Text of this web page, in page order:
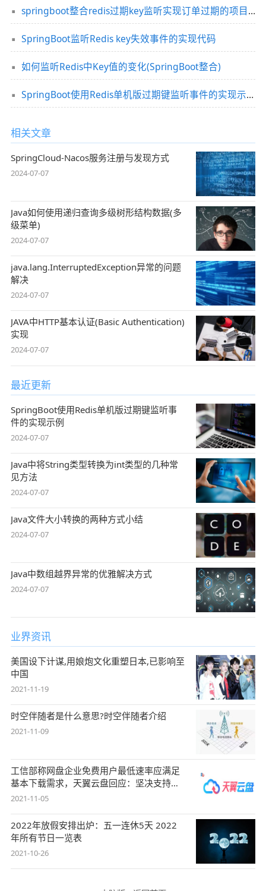
springboot整合redis过期key监听实现订单过期的项目实践
SpringBoot监听Redis key失效事件的实现代码
如何监听Redis中Key值的变化(SpringBoot整合)
SpringBoot使用Redis单机版过期键监听事件的实现示例
相关文章
SpringCloud-Nacos服务注册与发现方式
2024-07-07
Java如何使用递归查询多级树形结构数据(多
级菜单)
2024-07-07
java.lang.InterruptedException异常的问题
解决
2024-07-07
JAVA中HTTP基本认证(Basic Authentication)
实现
2024-07-07
最近更新
SpringBoot使用Redis单机版过期键监听事
件的实现示例
2024-07-07
Java中将String类型转换为int类型的几种常
见方法
2024-07-07
Java文件大小转换的两种方式小结
2024-07-07
Java中数组越界异常的优雅解决方式
2024-07-07
业界资讯
美国设下计谋,用娘炮文化重塑日本,已影响至
中国
2021-11-19
时空伴随者是什么意思?时空伴随者介绍
2021-11-09
工信部称网盘企业免费用户最低速率应满足
基本下载需求，天翼云盘回应：坚决支持，
始终
2021-11-05
2022年放假安排出炉：五一连休5天 2022
年所有节日一览表
2021-10-26